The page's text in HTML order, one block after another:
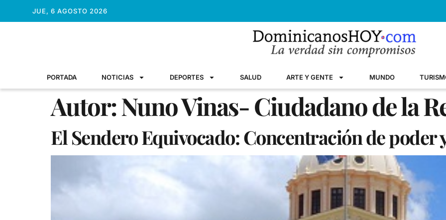
JUE, 6 AGOSTO 2026
PORTADA NOTICIAS DEPORTES SALUD ARTE Y GENTE MUNDO
Autor:Nuno Vinas- Ciudadano de la
El Sendero Equivocado: Concentración de poder